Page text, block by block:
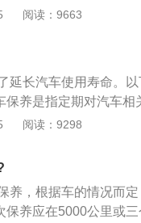
行一次保养。保养项
。具体保养时间：矿
公里或者每8个月
自动变速箱油一般每6
一次，定期应检测是
芯更换周期为1年或1
3万公里左右。
阅读：9663
延长汽车使用寿命。
保养是指定期对汽车
的预防性工作，又称
、防冻液、空调制冷
检查底盘受损情况。检
阅读：9298
养，根据车的情况而
保养应在5000公里或